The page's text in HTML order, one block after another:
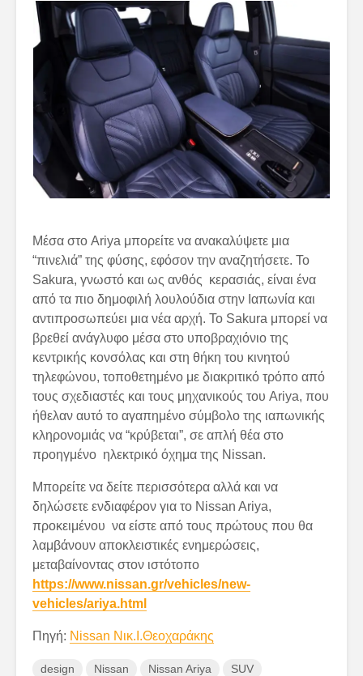
Μέσα στο Ariya μπορείτε να ανακαλύψετε μια
“πινελιά” της φύσης, εφόσον την αναζητήσετε. Το
Sakura, γνωστό και ως ανθός κερασιάς, είναι ένα
από τα πιο δημοφιλή λουλούδια στην Ιαπωνία και
αντιπροσωπεύει μια νέα αρχή. Το Sakura μπορεί να
βρεθεί ανάγλυφο μέσα στο υποβραχιόνιο της
κεντρικής κονσόλας και στη θήκη του κινητού
τηλεφώνου, τοποθετημένο με διακριτικό τρόπο από
τους σχεδιαστές και τους μηχανικούς του Ariya, που
ήθελαν αυτό το αγαπημένο σύμβολο της ιαπωνικής
κληρονομιάς να “κρύβεται”, σε απλή θέα στο
προηγμένο ηλεκτρικό όχημα της Nissan.
Μπορείτε να δείτε περισσότερα αλλά και να
δηλώσετε ενδιαφέρον για το Nissan Ariya,
προκειμένου να είστε από τους πρώτους που θα
λαμβάνουν αποκλειστικές ενημερώσεις,
μεταβαίνοντας στον ιστότοπο
https://www.nissan.gr/vehicles/new-
vehicles/ariya.html
Πηγή: Nissan Νικ.Ι.Θεοχαράκης
design Nissan Nissan Ariya
SUV